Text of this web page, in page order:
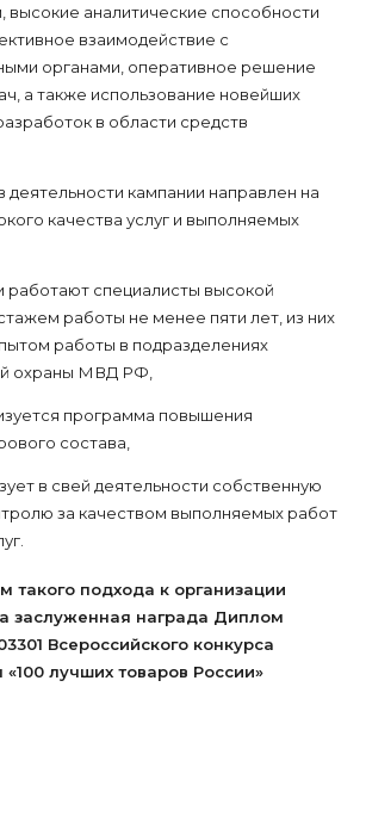
высокие аналитические способности
взаимодействие с
органами, оперативное решение
а также использование новейших
в области средств
деятельности кампании направлен на
качества услуг и выполняемых
работают специалисты высокой
работы не менее пяти лет, из них
работы в подразделениях
охраны МВД РФ,
программа повышения
состава,
в свей деятельности собственную
за качеством выполняемых работ
такого подхода к организации
заслуженная награда Диплом
Всероссийского конкурса
лучших товаров России»